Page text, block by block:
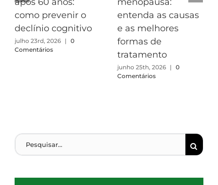
como prevenir o
declínio cognitivo
julho 23rd, 2026 | 0
Comentários
entenda as causas
e as melhores
formas de
tratamento
junho 25th, 2026 | 0
Comentários